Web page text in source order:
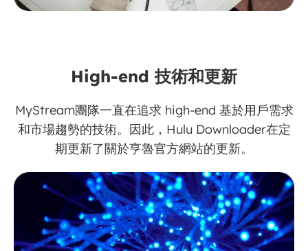
High-end 技術和更新
MyStream團隊一直在追求 high-end 基於用戶需求
和市場趨勢的技術。因此，Hulu Downloader在定
期更新了關於亨魯官方網站的更新。